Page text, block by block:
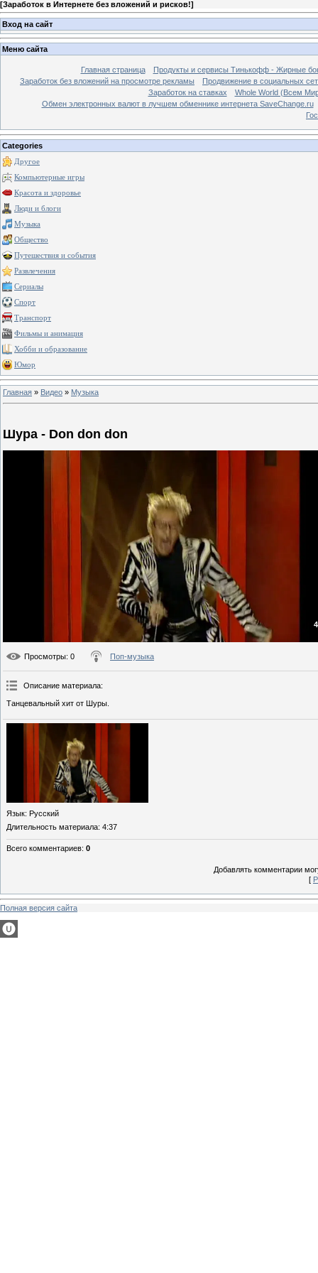
[Заработок в Интернете без вложений и рисков!]
Вход на сайт
Меню сайта
Главная страница
Продукты и сервисы Тинькофф - Жирные
Заработок без вложений на просмотре рекламы
Продвижение в социальных
Заработок на ставках
Whole World (Всем
Обмен электронных валют в лучшем обменнике интернета SaveChange.ru
Categories
Другое
Компьютерные игры
Красота и здоровье
Люди и блоги
Музыка
Общество
Путешествия и события
Развлечения
Сериалы
Спорт
Транспорт
Фильмы и анимация
Хобби и образование
Юмор
Главная » Видео » Музыка
Шура - Don don don
Просмотры: 0 Поп-музыка
Описание материала:
Танцевальный хит от Шуры.
Язык: Русский
Длительность материала: 4:37
Всего комментариев: 0
Добавлять комментарии
[
Полная версия сайта